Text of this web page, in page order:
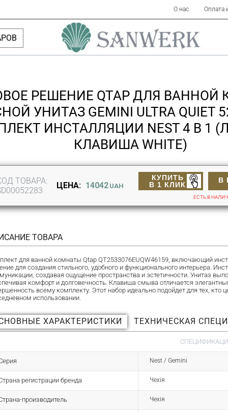
О нас Оплата
РЕШЕНИЕ QTAP ДЛЯ ВАННОЙ
УНИТАЗ GEMINI ULTRA QUIET
ИНСТАЛЛЯЦИИ NEST 4 В 1
КЛАВИША WHITE)
ТОВАРА:
ЦЕНА: 14042 UAH
В
КУПИТЬ
В 1 КЛИК
ЕСТЬ В
ТОВАРА
для ванной комнаты Qtap QT2533076EUQW46159, включающий
для создания стильного, удобного и функционального интерьера.
создавая ощущение пространства и эстетичности. Унитаз
комфорт и долговечность. Клавиша смыва отличается
всему комплекту. Этот набор идеально подойдет для тех, кто
использовании.
ХАРАКТЕРИСТИКИ ТЕХНИЧЕСКАЯ
Nest / Gemini
регистрации бренда Чехія
производитель Чехія